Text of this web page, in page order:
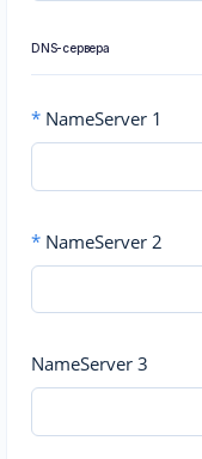
DNS-сервера
* NameServer 1
* NameServer 2
NameServer 3